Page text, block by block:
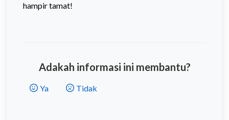
hampir tamat!
Adakah informasi ini membantu?
Tidak
Ya